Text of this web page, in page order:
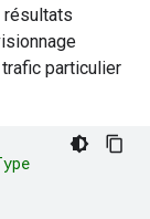
résultats
particulier